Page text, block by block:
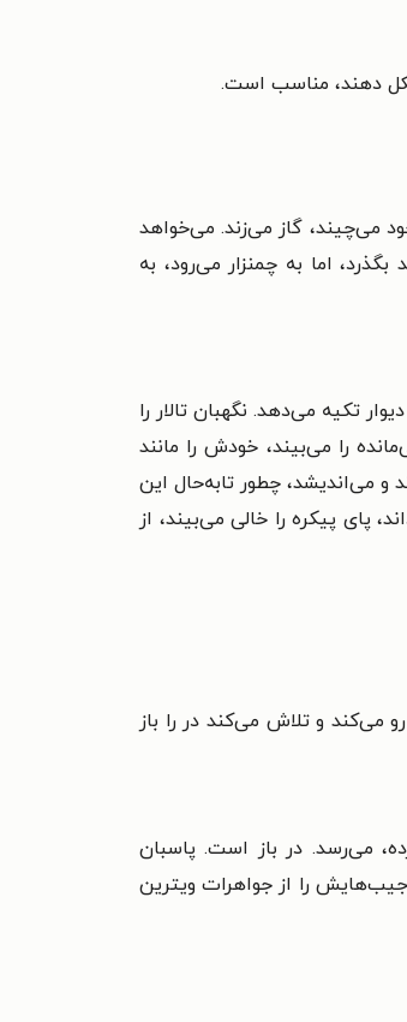
شکل دهند، مناسب است.​
می‌چیند، گاز می‌زند. می‌خواهد
اما به چمنزار می‌رود، به
تکیه می‌دهد. نگهبان تالار را
را می‌بیند، خودش را مانند
و می‌اندیشد، چطور تابه‌حال این
پای پیکره را خالی می‌بیند، از
می‌کند و تلاش می‌کند در را باز
می‌رسد. در باز است. پاسبان
را از جواهرات ویترین